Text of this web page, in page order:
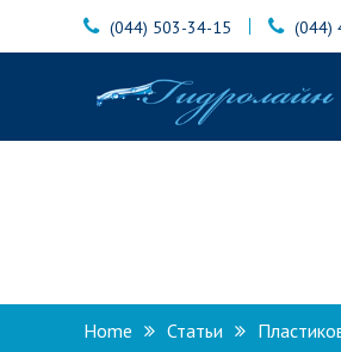
(044) 503-34-15 (044)
Гидролайн
Home Статьи